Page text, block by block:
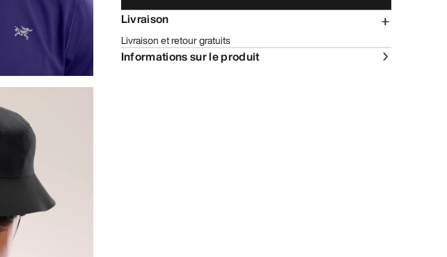
Livraison
Livraison et retour gratuits
Informations sur le produit